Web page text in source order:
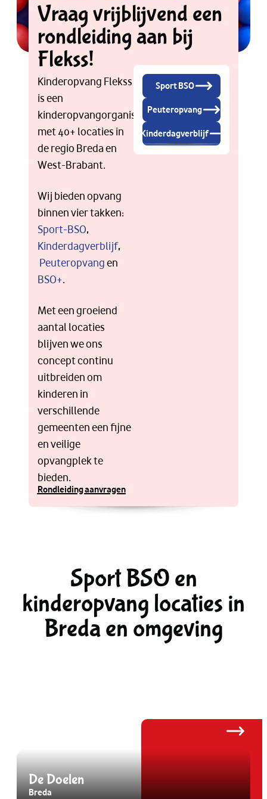
Vraag vrijblijvend een
rondleiding aan bij
Flekss!
Kinderopvang Flekss
is een
kinderopvangorganisatie
met 40+ locaties in
de regio Breda en
West-Brabant.
Wij bieden opvang
binnen vier takken:
Sport-BSO,
Kinderdagverblijf,
Peuteropvangen
BSO+.
Met een groeiend
aantal locaties
blijven we ons
concept continu
uitbreiden om
kinderen in
verschillende
gemeenten een fijne
en veilige
opvangplek te
bieden.
Rondleiding aanvragen
Sport BSO
Peuteropvang
Kinderdagverblijf
Sport BSO en
kinderopvang locaties in
Breda en omgeving
De Doelen
Breda